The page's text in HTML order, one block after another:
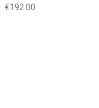
€192.00